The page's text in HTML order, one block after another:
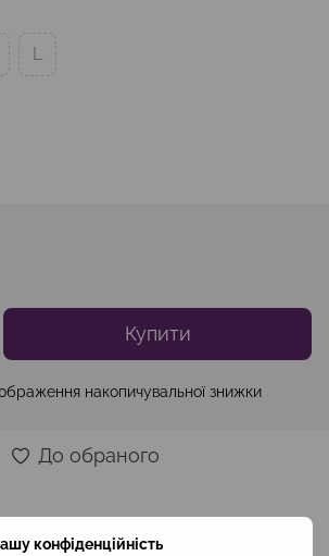
конфіденційність
L
Купити
накопичувальної знижки
До обраного